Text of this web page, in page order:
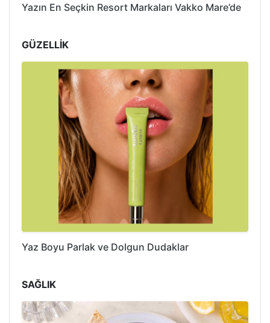
Yazın En Seçkin Resort Markaları Vakko Mare’de
GÜZELLİK
Yaz Boyu Parlak ve Dolgun Dudaklar
SAĞLIK